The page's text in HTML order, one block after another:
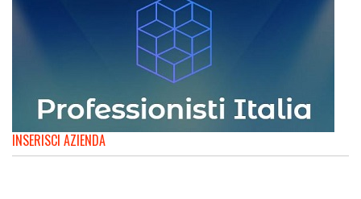
INSERISCI AZIENDA